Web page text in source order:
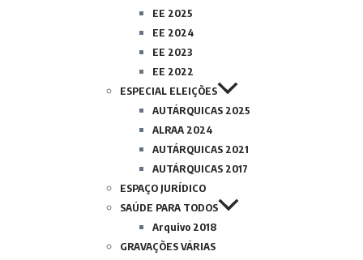
EE 2025
EE 2024
EE 2023
EE 2022
ESPECIAL ELEIÇÕES
AUTÁRQUICAS 2025
ALRAA 2024
AUTÁRQUICAS 2021
AUTÁRQUICAS 2017
ESPAÇO JURÍDICO
SAÚDE PARA TODOS
Arquivo 2018
GRAVAÇÕES VÁRIAS